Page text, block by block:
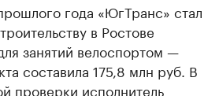
года «ЮгТранс» стал
в Ростове
занятий велоспортом —
составила 175,8 млн руб. В
проверки исполнитель